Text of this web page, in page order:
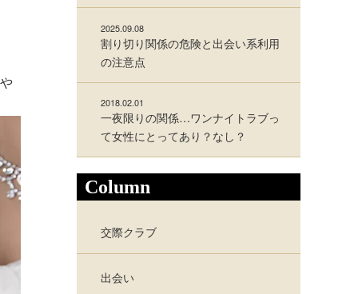
2025.09.08
割り切り関係の危険と出会い系利用
の注意点
2018.02.01
一夜限りの関係…ワンナイトラブっ
て女性にとってあり？なし？
Column
交際クラブ
出会い